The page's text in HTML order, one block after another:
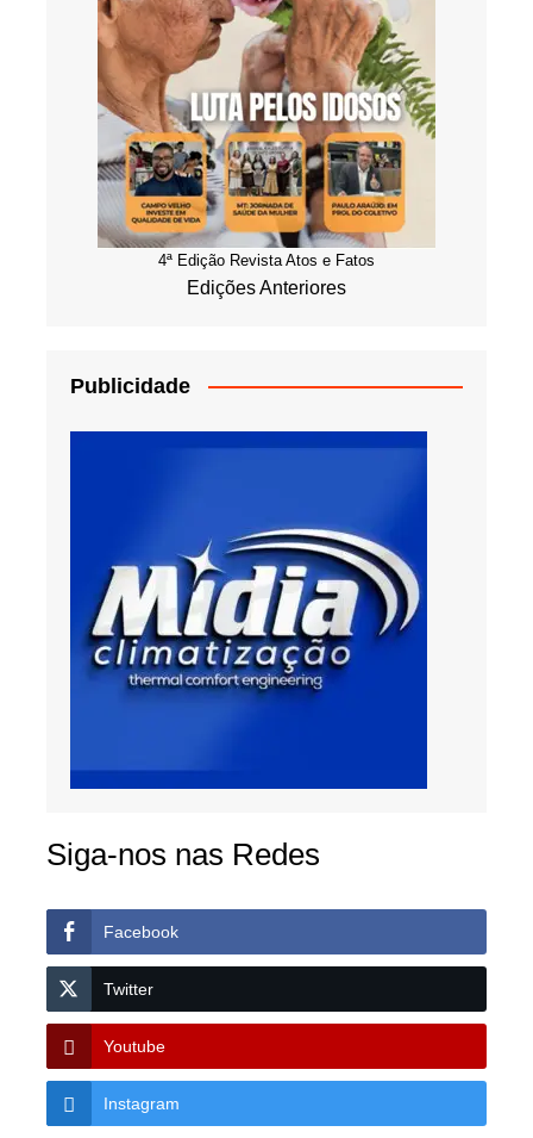
4ª Edição Revista Atos e Fatos
Edições Anteriores
Publicidade
Siga-nos nas Redes
Facebook
Twitter
Youtube
Instagram